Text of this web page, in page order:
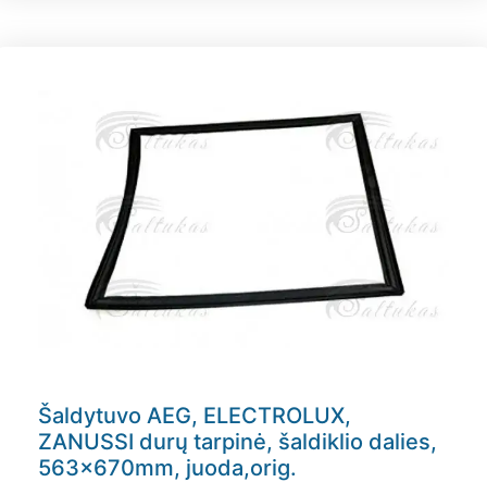
Šaldytuvo AEG, ELECTROLUX,
ZANUSSI durų tarpinė, šaldiklio dalies,
563x670mm, juoda,orig.